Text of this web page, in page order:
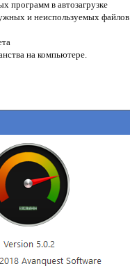
программ в автозагрузке
и неиспользуемых файлов
на компьютере.